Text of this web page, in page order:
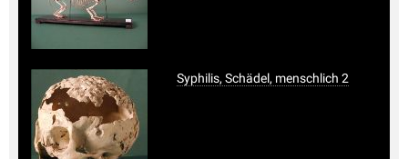
Syphilis, Schädel, menschlich 2